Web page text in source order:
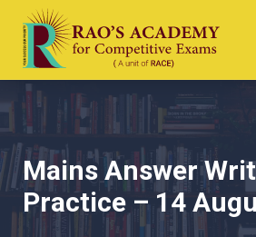
Mains Answer
Practice – 14